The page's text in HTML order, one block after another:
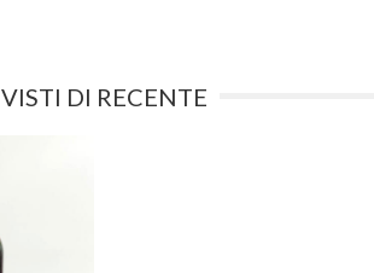
VISTI DI RECENTE